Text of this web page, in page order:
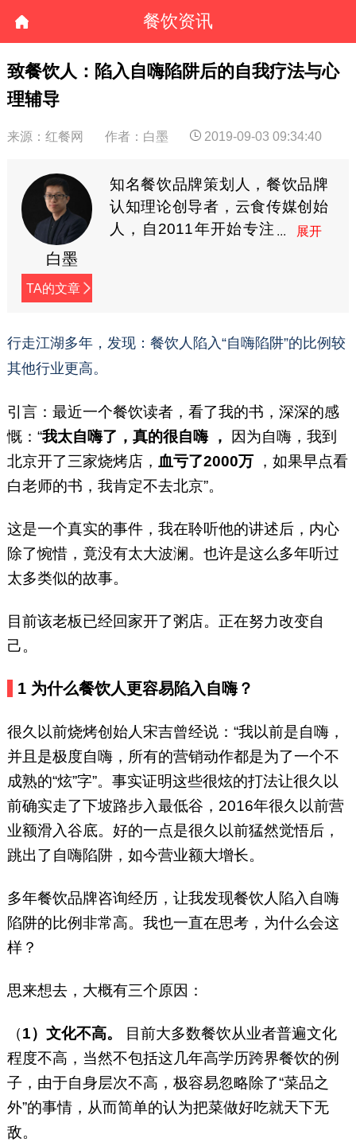
餐饮资讯
致餐饮人：陷入自嗨陷阱后的自我疗法与心
理辅导
来源：红餐网 作者：白墨 2019-09-03 09:34:40
白墨
TA的文章
知名餐饮品牌策划人，餐饮品牌
认知理论创导者，云食传媒创始
人，自2011年开始专注
攻略》一书，被誉为餐饮品牌领
行走江湖多年，发现：餐饮人陷入“自嗨陷阱”的比例较
其他行业更高。
引言：最近一个餐饮读者，看了我的书，深深的感
慨：“我太自嗨了，真的很自嗨 ，
因为自嗨，我到
北京开了三家烧烤店， 血亏了2000万
，如果早点看
白老师的书，我肯定不去北京”。
这是一个真实的事件，我在聆听他的讲述后，内心
除了惋惜，竟没有太大波澜。也许是这么多年听过
太多类似的故事。
目前该老板已经回家开了粥店。正在努力改变自
己。
1 为什么餐饮人更容易陷入自嗨？
很久以前烧烤创始人宋吉曾经说：“我以前是自嗨，
并且是极度自嗨，所有的营销动作都是为了一个不
成熟的“炫”字”。事实证明这些很炫的打法让很久以
前确实走了下坡路步入最低谷，2016年很久以前营
业额滑入谷底。好的一点是很久以前猛然觉悟后，
跳出了自嗨陷阱，如今营业额大增长。
多年餐饮品牌咨询经历，让我发现餐饮人陷入自嗨
陷阱的比例非常高。我也一直在思考，为什么会这
样？
思来想去，大概有三个原因：
（1）文化不高。
目前大多数餐饮从业者普遍文化
程度不高，当然不包括这几年高学历跨界餐饮的例
子，由于自身层次不高，极容易忽略除了“菜品之
外”的事情，从而简单的认为把菜做好吃就天下无
敌。